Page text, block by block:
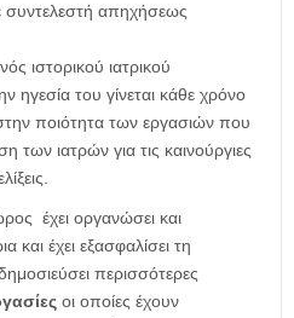
συντελεστή απηχήσεως
ιστορικού ιατρικού
ηγεσία του γίνεται κάθε χρόνο
ποιότητα των εργασιών που
των ιατρών για τις καινούργιες
έχει οργανώσει και
και έχει εξασφαλίσει τη
περισσότερες
οι οποίες έχουν